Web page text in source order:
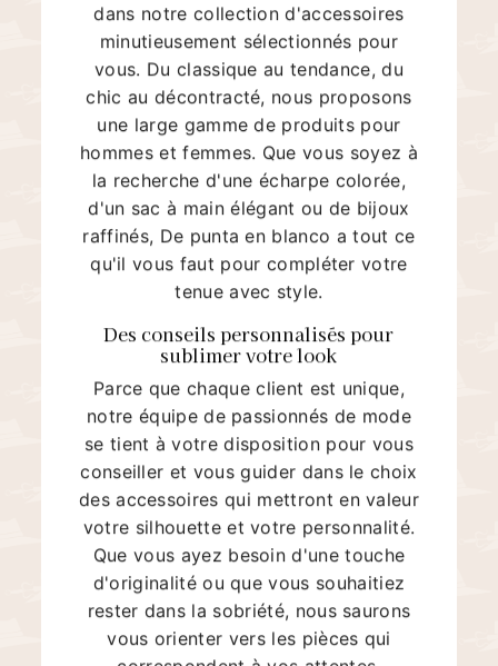
dans notre collection d'accessoires
minutieusement sélectionnés pour
vous. Du classique au tendance, du
chic au décontracté, nous proposons
une large gamme de produits pour
hommes et femmes. Que vous soyez à
la recherche d'une écharpe colorée,
d'un sac à main élégant ou de bijoux
raffinés, De punta en blanco a tout ce
qu'il vous faut pour compléter votre
tenue avec style.
Des conseils personnalisés pour
sublimer votre look
Parce que chaque client est unique,
notre équipe de passionnés de mode
se tient à votre disposition pour vous
conseiller et vous guider dans le choix
des accessoires qui mettront en valeur
votre silhouette et votre personnalité.
Que vous ayez besoin d'une touche
d'originalité ou que vous souhaitiez
rester dans la sobriété, nous saurons
vous orienter vers les pièces qui